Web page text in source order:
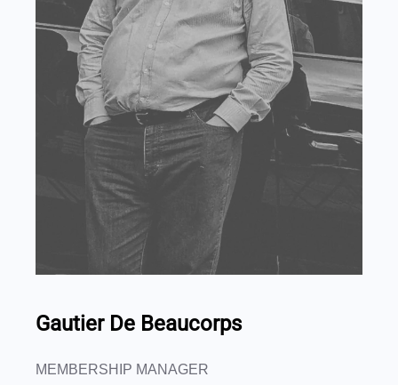
Gautier De Beaucorps
MEMBERSHIP MANAGER